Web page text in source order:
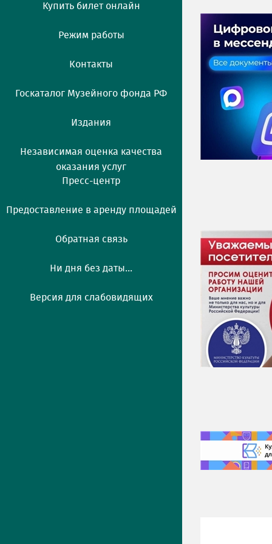
Купить билет онлайн
Режим работы
Контакты
Госкаталог Музейного фонда РФ
Издания
Независимая оценка качества
оказания услуг
Пресс-центр
Предоставление в аренду площадей
Обратная связь
Ни дня без даты...
Версия для слабовидящих